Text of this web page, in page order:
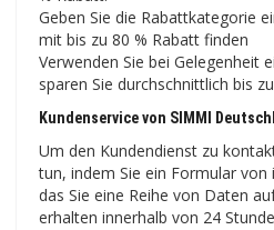
Geben Sie die Rabattkategorie
mit bis zu 80 % Rabatt finden
Verwenden Sie bei Gelegenheit
sparen Sie durchschnittlich bis
Kundenservice von SIMMI
Um den Kundendienst zu
tun, indem Sie ein Formular von
das Sie eine Reihe von Daten
erhalten innerhalb von 24